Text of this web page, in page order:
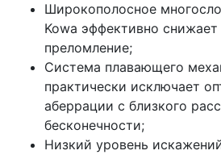
Широкополосное
Kowa эффективно
преломление;
Система плавающего
практически исключает
аберрации с близкого
бесконечности;
Низкий уровень